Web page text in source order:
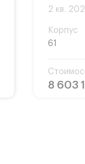
2 кв.
Корпус
61
8 603